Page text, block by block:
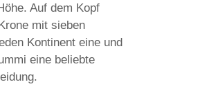
Auf dem Kopf
mit sieben
Kontinent eine und
eine beliebte